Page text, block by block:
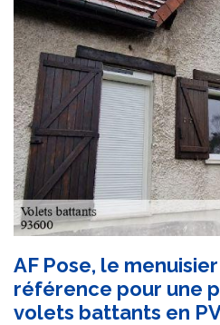
AF Pose, le
référence pour une
volets battants en